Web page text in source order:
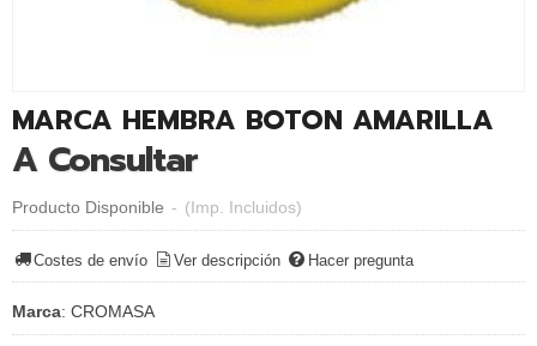
MARCA HEMBRA BOTON AMARILLA
A Consultar
Producto Disponible - (Imp. Incluidos)
Costes de envío Ver descripción Hacer pregunta
Marca: CROMASA